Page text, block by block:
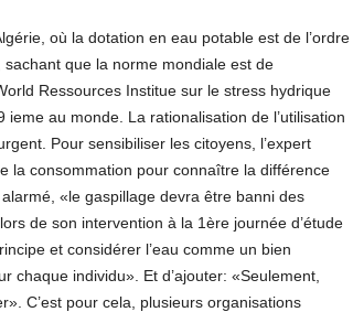
où la dotation en eau potable est de l’ordre
que la norme mondiale est de
Ressources Institue sur le stress hydrique
au monde. La rationalisation de l’utilisation
Pour sensibiliser les citoyens, l’expert
la consommation pour connaître la différence
«le gaspillage devra être banni des
de son intervention à la 1ère journée d’étude
et considérer l’eau comme un bien
chaque individu». Et d’ajouter: «Seulement,
C’est pour cela, plusieurs organisations